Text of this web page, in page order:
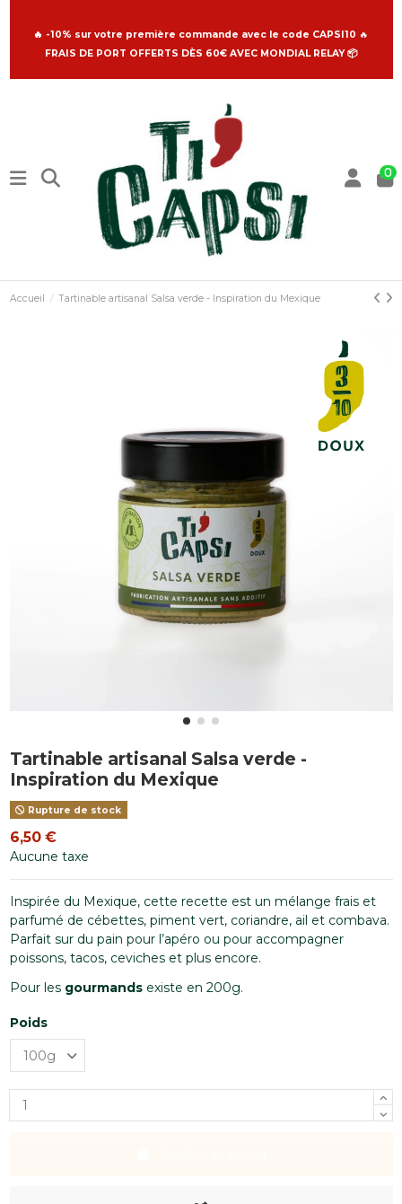
🔥 -10% sur votre première commande avec le code CAPSI10 🔥
FRAIS DE PORT OFFERTS DÈS 60€ AVEC MONDIAL RELAY 📦
0
Accueil Tartinable artisanal Salsa verde - Inspiration du Mexique
Tartinable artisanal Salsa verde -
Inspiration du Mexique
Rupture de stock
6,50 €
Aucune taxe
Inspirée du Mexique, cette recette est un mélange frais et
parfumé de cébettes, piment vert, coriandre, ail et combava.
Parfait sur du pain pour l’apéro ou pour accompagner
poissons, tacos, ceviches et plus encore.
Pour les gourmandsexiste en 200g.
Poids